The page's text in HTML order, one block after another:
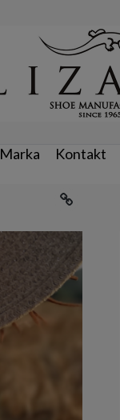
Marka Kontakt